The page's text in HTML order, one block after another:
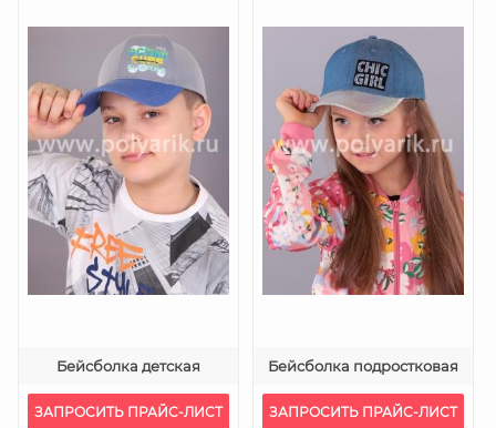
Бейсболка детская
ЗАПРОСИТЬ ПРАЙС-ЛИСТ
Бейсболка подростковая
ЗАПРОСИТЬ ПРАЙС-ЛИСТ